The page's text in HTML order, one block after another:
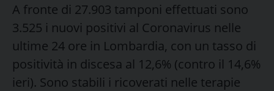
A fronte di 27.903 tamponi effettuati sono
3.525 i nuovi positivi al Coronavirus nelle
ultime 24 ore in Lombardia, con un tasso di
positività in discesa al 12,6% (contro il 14,6%
ieri). Sono stabili i ricoverati nelle terapie